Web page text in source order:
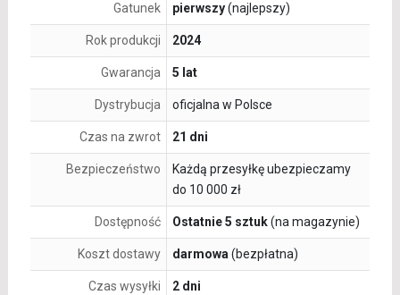
Gatunek pierwszy(najlepszy)
Rok produkcji 2024
Gwarancja 5 lat
Dystrybucja oficjalna w Polsce
Czas na zwrot 21 dni
Bezpieczeństwo
Każdą przesyłkę ubezpieczamy
do 10 000 zł
Dostępność Ostatnie 5 sztuk(na magazynie)
Koszt dostawy darmowa (bezpłatna)
Czas wysyłki 2 dni